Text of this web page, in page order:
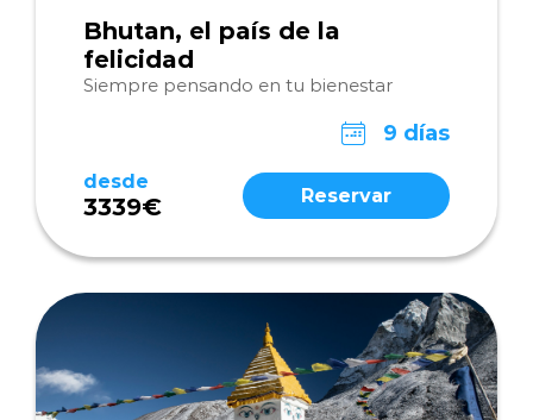
Bhutan, el país de la
felicidad
Siempre pensando en tu bienestar
9 días
desde
3339€ Reservar